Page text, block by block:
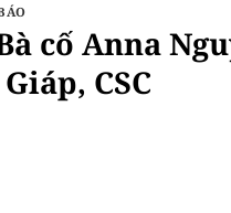
cố Anna
CSC